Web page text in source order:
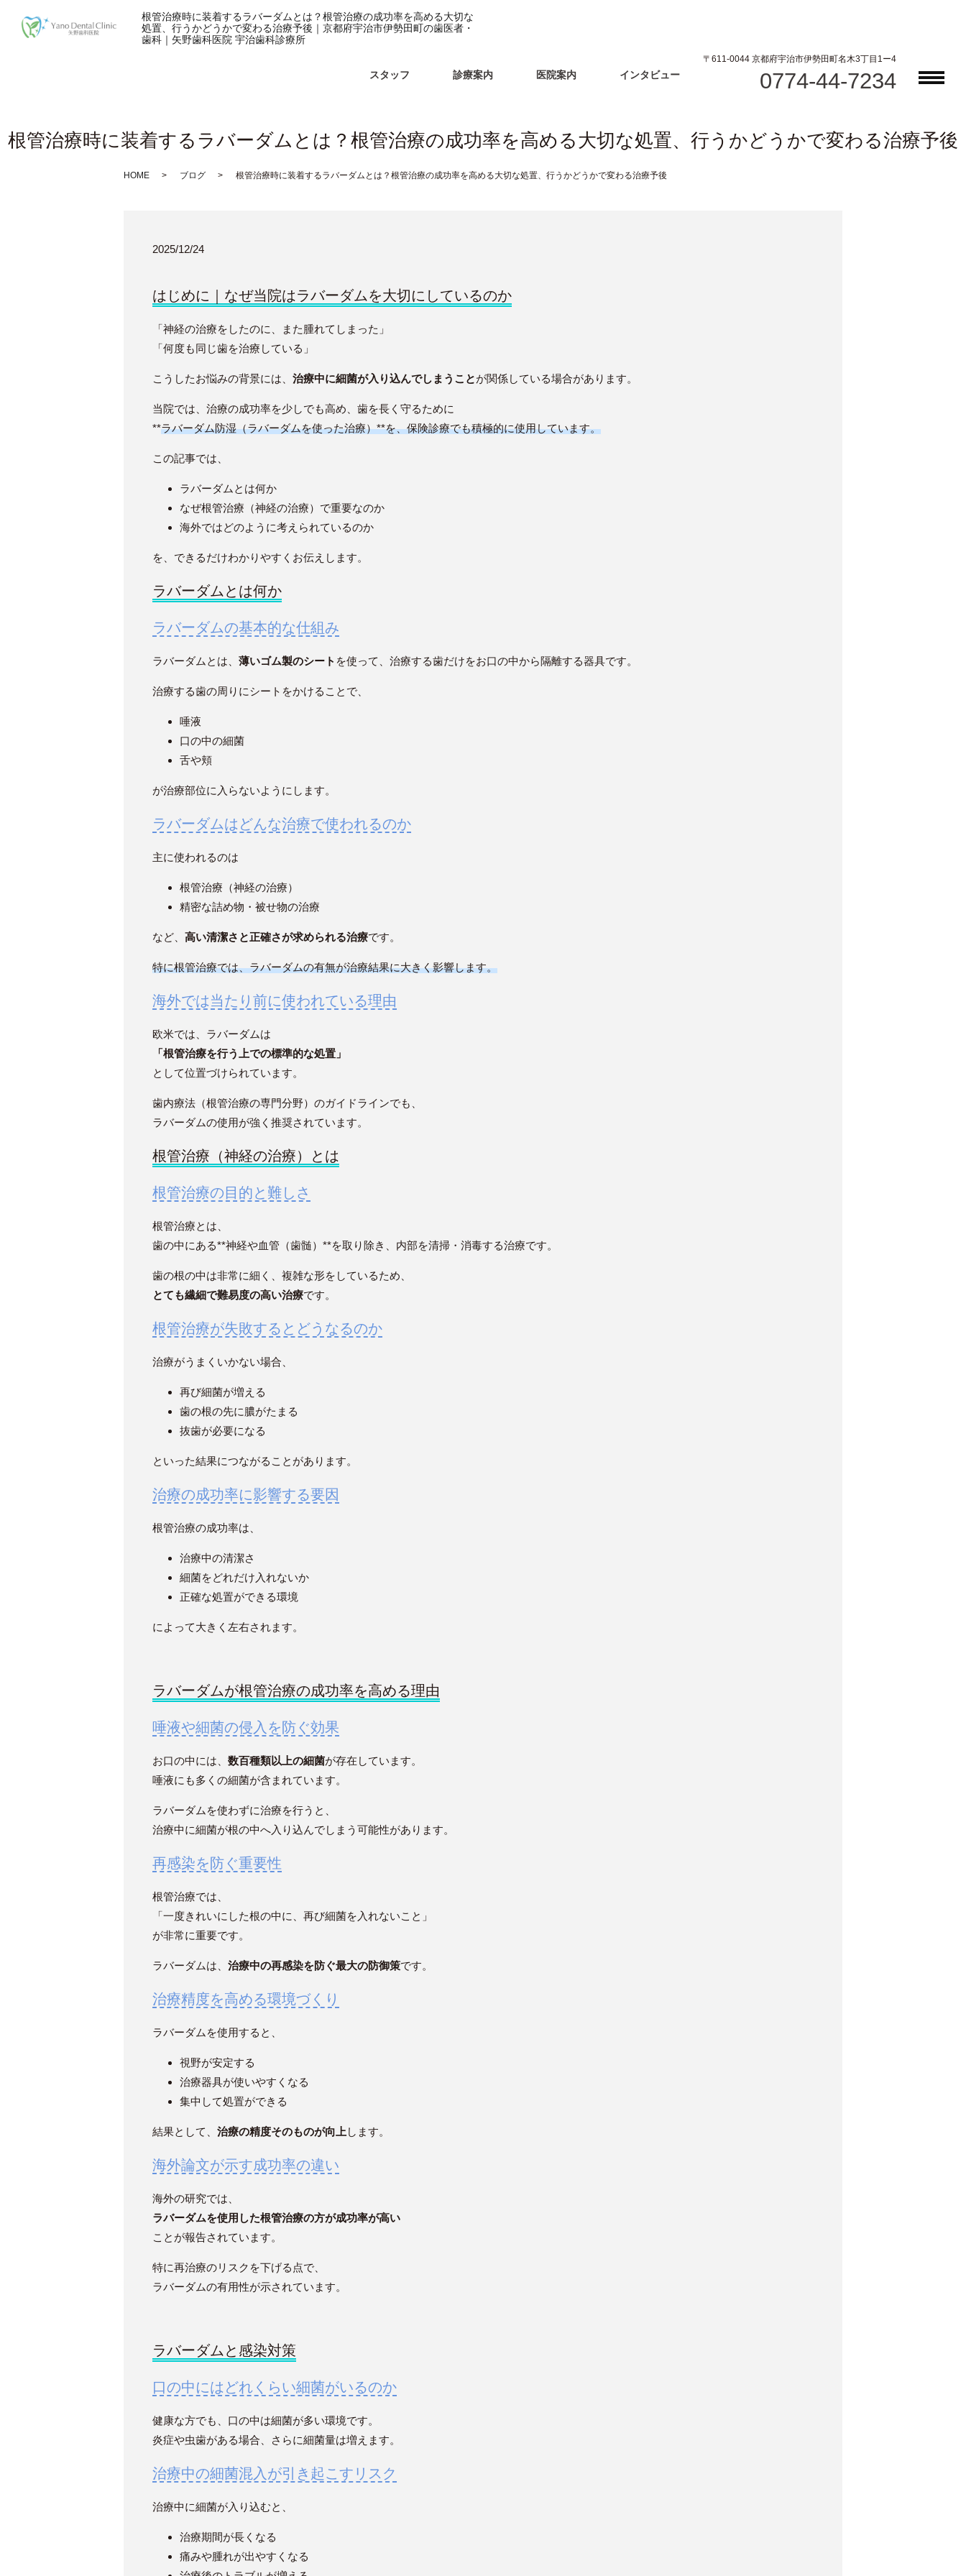
根管治療時に装着するラバーダムとは？根管治療の成功率を高める大切な
処置、行うかどうかで変わる治療予後｜京都府宇治市伊勢田町の歯医者・
歯科｜矢野歯科医院 宇治歯科診療所
スタッフ 診療案内 医院案内 インタビュー
〒611-0044 京都府宇治市伊勢田町名木3丁目1ー4
0774-44-7234
根管治療時に装着するラバーダムとは？根管治療の成功率を高める大切な処置、行うかどうかで変わる治療予後
HOME ブログ 根管治療時に装着するラバーダムとは？根管治療の成功率を高める大切な処置、行うかどうかで変わる治療予後
2025/12/24
はじめに｜なぜ当院はラバーダムを大切にしているのか
「神経の治療をしたのに、また腫れてしまった」
「何度も同じ歯を治療している」
こうしたお悩みの背景には、 治療中に細菌が入り込んでしまうことが関係している場合があります。
当院では、治療の成功率を少しでも高め、歯を長く守るために
**ラバーダム防湿（ラバーダムを使った治療）**を、保険診療でも積極的に使用しています。
この記事では、
ラバーダムとは何か
なぜ根管治療（神経の治療）で重要なのか
海外ではどのように考えられているのか
を、できるだけわかりやすくお伝えします。
ラバーダムとは何か
ラバーダムの基本的な仕組み
ラバーダムとは、 薄いゴム製のシート を使って、治療する歯だけをお口の中から隔離する器具です。
治療する歯の周りにシートをかけることで、
唾液
口の中の細菌
舌や頬
が治療部位に入らないようにします。
ラバーダムはどんな治療で使われるのか
主に使われるのは
根管治療（神経の治療）
精密な詰め物・被せ物の治療
など、 高い清潔さと正確さが求められる治療です。
特に根管治療では、ラバーダムの有無が治療結果に大きく影響します。
海外では当たり前に使われている理由
欧米では、ラバーダムは
「根管治療を行う上での標準的な処置」
として位置づけられています。
歯内療法（根管治療の専門分野）のガイドラインでも、
ラバーダムの使用が強く推奨されています。
根管治療（神経の治療）とは
根管治療の目的と難しさ
根管治療とは、
歯の中にある**神経や血管（歯髄）**を取り除き、内部を清掃・消毒する治療です。
歯の根の中は非常に細く、複雑な形をしているため、
とても繊細で難易度の高い治療です。
根管治療が失敗するとどうなるのか
治療がうまくいかない場合、
再び細菌が増える
歯の根の先に膿がたまる
抜歯が必要になる
といった結果につながることがあります。
治療の成功率に影響する要因
根管治療の成功率は、
治療中の清潔さ
細菌をどれだけ入れないか
正確な処置ができる環境
によって大きく左右されます。
ラバーダムが根管治療の成功率を高める理由
唾液や細菌の侵入を防ぐ効果
お口の中には、 数百種類以上の細菌が存在しています。
唾液にも多くの細菌が含まれています。
ラバーダムを使わずに治療を行うと、
治療中に細菌が根の中へ入り込んでしまう可能性があります。
再感染を防ぐ重要性
根管治療では、
「一度きれいにした根の中に、再び細菌を入れないこと」
が非常に重要です。
ラバーダムは、 治療中の再感染を防ぐ最大の防御策です。
治療精度を高める環境づくり
ラバーダムを使用すると、
視野が安定する
治療器具が使いやすくなる
集中して処置ができる
結果として、 治療の精度そのものが向上します。
海外論文が示す成功率の違い
海外の研究では、
ラバーダムを使用した根管治療の方が成功率が高い
ことが報告されています。
特に再治療のリスクを下げる点で、
ラバーダムの有用性が示されています。
ラバーダムと感染対策
口の中にはどれくらい細菌がいるのか
健康な方でも、口の中は細菌が多い環境です。
炎症や虫歯がある場合、さらに細菌量は増えます。
治療中の細菌混入が引き起こすリスク
治療中に細菌が入り込むと、
治療期間が長くなる
痛みや腫れが出やすくなる